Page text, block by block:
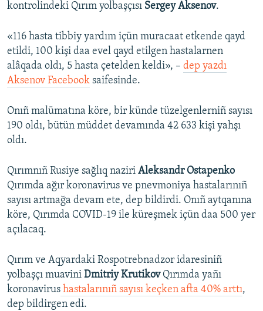
kontrolindeki Qırım yolbaşçısı Sergey Aksenov.
«116 hasta tibbiy yardım içün muracaat etkende qayd
etildi, 100 kişi daa evel qayd etilgen hastalarnen
alâqada oldı, 5 hasta çetelden keldi», – dep yazdı
Aksenov Facebook saifesinde.
Onıñ malümatına köre, bir künde tüzelgenlerniñ sayısı
190 oldı, bütün müddet devamında 42 633 kişi yahşı
oldı.
Qırımnıñ Rusiye sağlıq naziri Aleksandr Ostapenko
Qırımda ağır koronavirus ve pnevmoniya hastalarınıñ
sayısı artmağa devam ete, dep bildirdi. Onıñ aytqanına
köre, Qırımda COVID-19 ile küreşmek içün daa 500 yer
açılacaq.
Qırım ve Aqyardaki Rospotrebnadzor idaresiniñ
yolbaşçı muavini Dmitriy KrutikovQırımda yañı
koronavirus hastalarınıñ sayısı keçken afta 40% arttı,
dep bildirgen edi.